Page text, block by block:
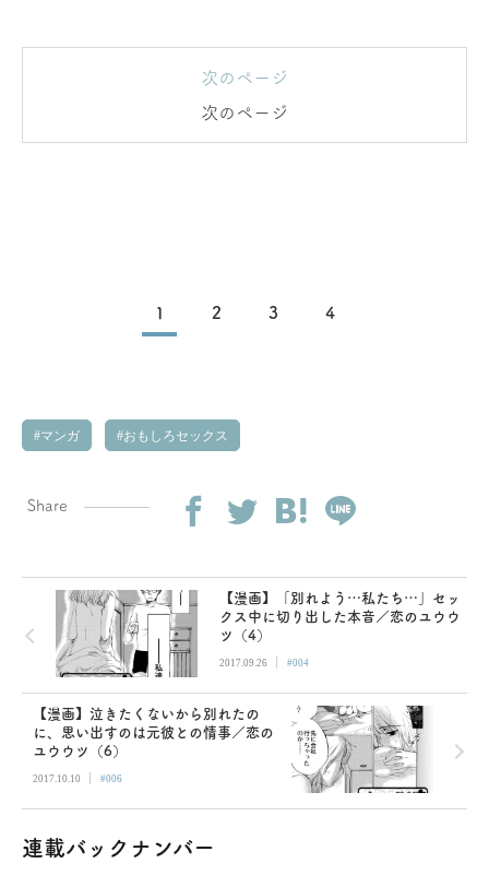
次のページ
次のページ
1 2 3 4
マンガ おもしろセックス
Share
【漫画】「別れよう…私たち…」セッ
クス中に切り出した本音／恋のユウウ
ツ（4）
2017.09.26 | #004
【漫画】泣きたくないから別れたの
に、思い出すのは元彼との情事／恋の
ユウウツ（6）
2017.10.10 | #006
連載バックナンバー